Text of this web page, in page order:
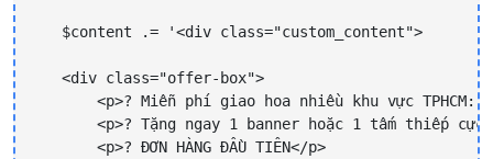
    $content .= '<div class="custom_content">
    <div class="offer-box">
<p>? Miễn phí giao hoa nhiều khu vực TPHCM:
<p>? Tặng ngay 1 banner hoặc 1 tấm thiếp cực
        <p>? ĐƠN HÀNG ĐẦU TIÊN</p>